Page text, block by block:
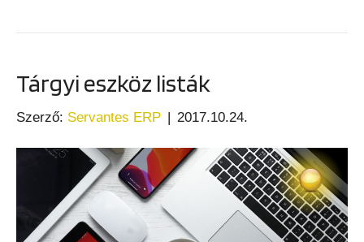
Tárgyi eszköz listák
Szerző: Servantes ERP | 2017.10.24.